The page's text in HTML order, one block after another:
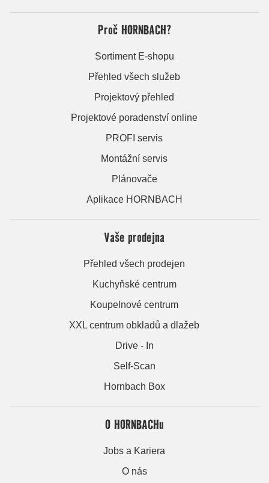
Proč HORNBACH?
Sortiment E-shopu
Přehled všech služeb
Projektový přehled
Projektové poradenství online
PROFI servis
Montážní servis
Plánovače
Aplikace HORNBACH
Vaše prodejna
Přehled všech prodejen
Kuchyňské centrum
Koupelnové centrum
XXL centrum obkladů a dlažeb
Drive - In
Self-Scan
Hornbach Box
O HORNBACHu
Jobs a Kariera
O nás